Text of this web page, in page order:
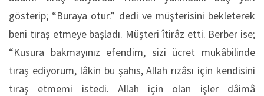
gösterip; “Buraya otur.” dedi ve müşterisini bekleterek
beni tıraş etmeye başladı. Müşteri îtirâz etti. Berber ise;
“Kusura bakmayınız efendim, sizi ücret mukâbilinde
tıraş ediyorum, lâkin bu şahıs, Allah rızâsı için kendisini
tıraş etmemi istedi. Allah için olan işler dâimâ